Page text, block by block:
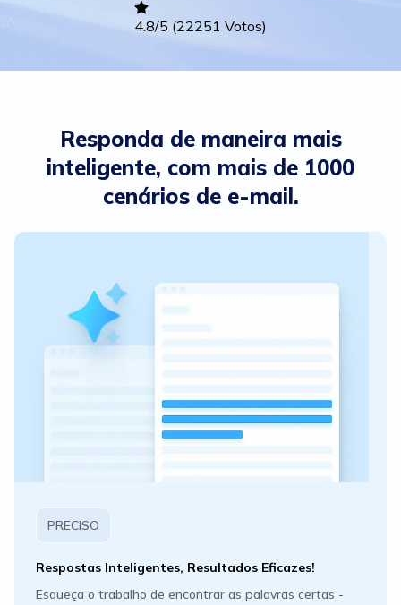
4.8/5 (22251 Votos)
Responda de maneira mais
inteligente, com mais de 1000
cenários de e-mail.
PRECISO
Respostas Inteligentes, Resultados Eficazes!
Esqueça o trabalho de encontrar as palavras certas -